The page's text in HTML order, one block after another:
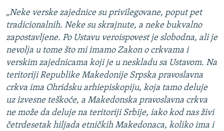
„Neke verske zajednice su privilegovane, poput pet
tradicionalnih. Neke su skrajnute, a neke bukvalno
zapostavljene. Po Ustavu veroispovest je slobodna, ali je
nevolja u tome što mi imamo Zakon o crkvama i
verskim zajednicama koji je u neskladu sa Ustavom. Na
teritoriji Republike Makedonije Srpska pravoslavna
crkva ima Ohridsku arhiepiskopiju, koja tamo deluje
uz izvesne teškoće, a Makedonska pravoslavna crkva
ne može da deluje na teritoriji Srbije, iako kod nas živi
četrdesetak hiljada etničkih Makedonaca, koliko ima i